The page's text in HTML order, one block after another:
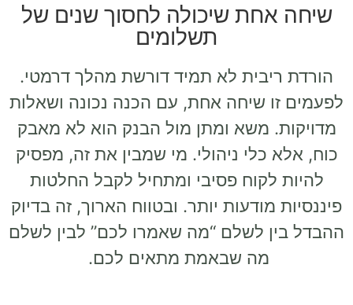
שיחה אחת שיכולה לחסוך שנים של
תשלומים
הורדת ריבית לא תמיד דורשת מהלך דרמטי.
לפעמים זו שיחה אחת, עם הכנה נכונה ושאלות
מדויקות. משא ומתן מול הבנק הוא לא מאבק
כוח, אלא כלי ניהולי. מי שמבין את זה, מפסיק
להיות לקוח פסיבי ומתחיל לקבל החלטות
פיננסיות מודעות יותר. ובטווח הארוך, זה בדיוק
ההבדל בין לשלם “מה שאמרו לכם” לבין לשלם
מה שבאמת מתאים לכם.